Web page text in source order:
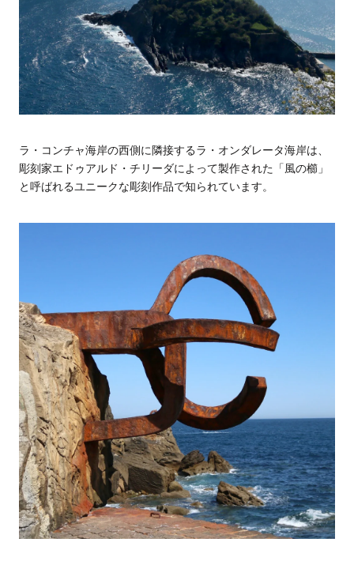
ラ・コンチャ海岸の西側に隣接するラ・オンダレータ海岸は、
彫刻家エドゥアルド・チリーダによって製作された「風の櫛」
と呼ばれるユニークな彫刻作品で知られています。